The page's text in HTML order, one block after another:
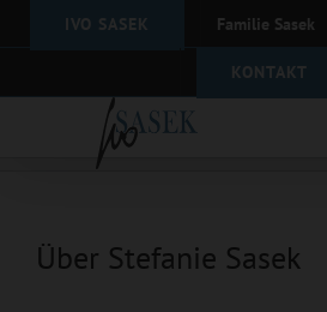
IVO SASEK Familie Sasek
KONTAKT
Über Stefanie Sasek